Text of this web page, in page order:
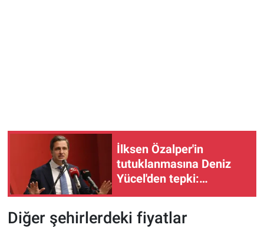
İlksen Özalper'in
tutuklanmasına Deniz
Yücel'den tepki:
"Korkmayacağız,
yılmayacağız"
Diğer şehirlerdeki fiyatlar